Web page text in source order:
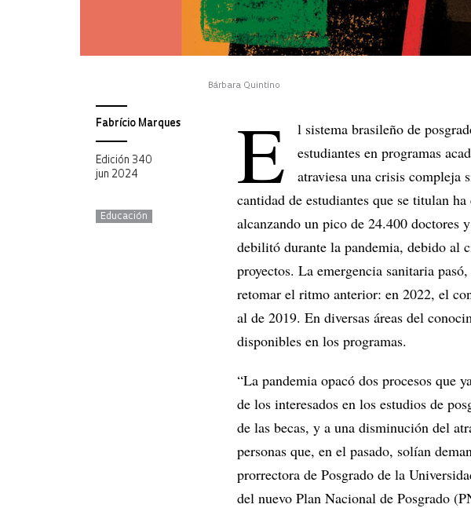
Bárbara Quintino
Fabrício Marques
Edición 340
jun 2024
Educación
E
l sistema brasileño de
estudiantes en programas
atraviesa una crisis compleja
cantidad de estudiantes que se titulan
alcanzando un pico de 24.400 doctores
debilitó durante la pandemia, debido al
proyectos. La emergencia sanitaria
retomar el ritmo anterior: en 2022, el
al de 2019. En diversas áreas del
disponibles en los programas.
“La pandemia opacó dos procesos que
de los interesados en los estudios de
de las becas, y a una disminución del
personas que, en el pasado, solían
prorrectora de Posgrado de la
del nuevo Plan Nacional de Posgrado